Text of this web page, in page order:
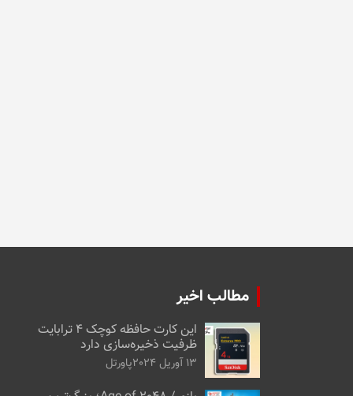
مطالب اخیر
این کارت حافظه کوچک ۴ ترابایت
ظرفیت ذخیره‌سازی دارد
13 آوریل 2024 پاورتل